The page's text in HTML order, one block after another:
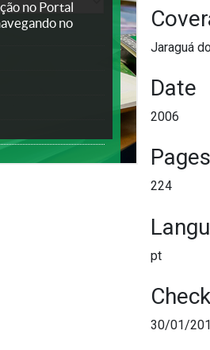
Jaraguá
Date
2006
Pages
224
pt
30/01/